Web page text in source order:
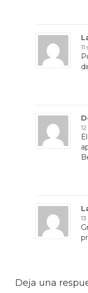
Deja una